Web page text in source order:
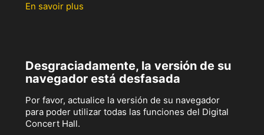
En savoir plus
Desgraciadamente, la versión de su
navegador está desfasada
Por favor, actualice la versión de su navegador
para poder utilizar todas las funciones del Digital
Concert Hall.